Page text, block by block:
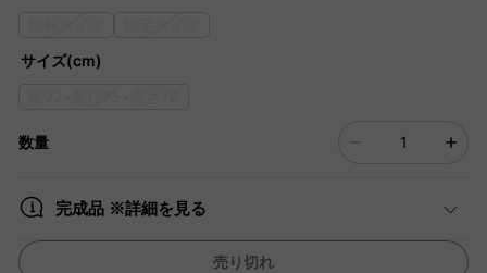
サイズ(cm)
数量
完成品 ※詳細を見る
売り切れ